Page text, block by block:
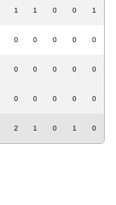
1 1 0 0 1
0 0 0 0 0
0 0 0 0 0
0 0 0 0 0
2 1 0 1 0